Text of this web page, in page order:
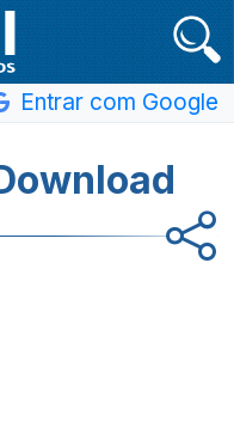
Entrar com Google